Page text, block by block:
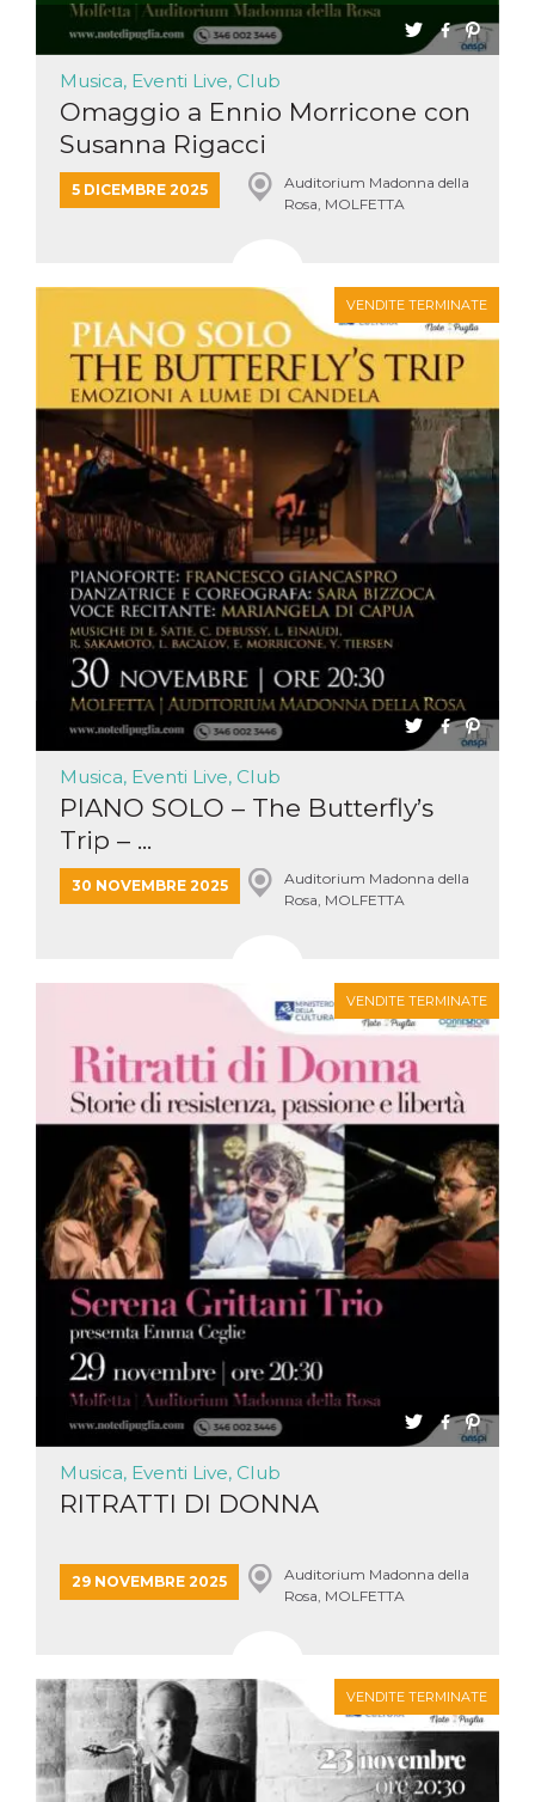
Musica, Eventi Live, Club
Omaggio a Ennio Morricone con
Susanna Rigacci
5 DICEMBRE 2025
Auditorium Madonna della
Rosa, MOLFETTA
VENDITE TERMINATE
Musica, Eventi Live, Club
PIANO SOLO – The Butterfly’s
Trip – ...
30 NOVEMBRE 2025
Auditorium Madonna della
Rosa, MOLFETTA
VENDITE TERMINATE
Musica, Eventi Live, Club
RITRATTI DI DONNA
29 NOVEMBRE 2025
Auditorium Madonna della
Rosa, MOLFETTA
VENDITE TERMINATE